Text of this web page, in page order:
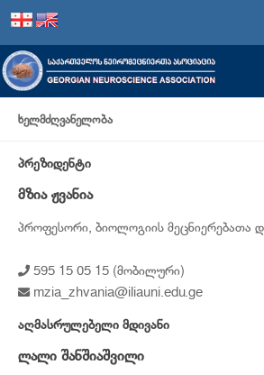
Skip to content
ᲮᲔᲚᲛᲫᲦᲕᲐᲜᲔᲚᲝᲑᲐ
ᲞᲠᲔᲖᲘᲓᲔᲜᲢᲘ
მზია ჟვანია
პროფესორი, ბიოლოგიის მეცნიერებათა
595 15 05 15 (მობილური)
mzia_zhvania@iliauni.edu.ge
ᲐᲦᲛᲐᲡᲠᲣᲚᲔᲑᲔᲚᲘ ᲛᲓᲘᲕᲐᲜᲘ
ლალი შანშიაშვილი